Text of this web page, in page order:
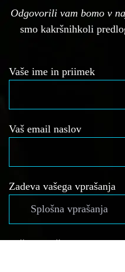
Odgovorili vam bomo v
smo kakršnihkoli
Vaše ime in priimek
Vaš email naslov
Zadeva vašega vprašanja
Vaše sporočilo